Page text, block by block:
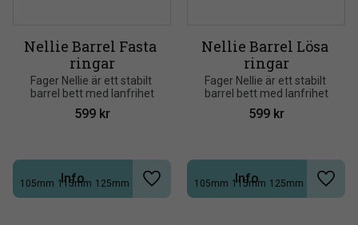
Nellie Barrel Fasta
ringar
Fager Nellie är ett stabilt
barrel bett med lanfrihet
599kr
Lägg till i önskelista
Info
105mm 115mm 125mm
Nellie Barrel Lösa
ringar
Fager Nellie är ett stabilt
barrel bett med lanfrihet
599kr
Lägg
Info
105mm 115mm 125mm